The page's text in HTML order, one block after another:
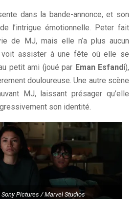
dans la bande-annonce, et son
l’intrigue émotionnelle. Peter fait
de MJ, mais elle n’a plus aucun
assister à une fête où elle se
petit ami (joué par Eman Esfandi),
douloureuse. Une autre scène
MJ, laissant présager qu’elle
son identité.
Pictures / Marvel Studios